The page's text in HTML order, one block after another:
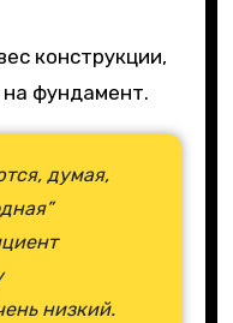
конструкции,
на фундамент.
думая,
низкий.